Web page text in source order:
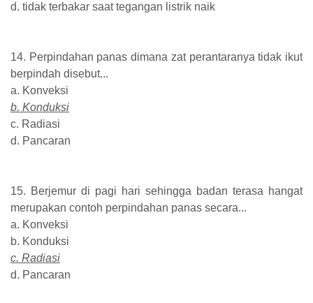
d. tidak terbakar saat tegangan listrik naik
14. Perpindahan panas dimana zat perantaranya tidak ikut
berpindah disebut...
a. Konveksi
b. Konduksi
c. Radiasi
d. Pancaran
15. Berjemur di pagi hari sehingga badan terasa hangat
merupakan contoh perpindahan panas secara...
a. Konveksi
b. Konduksi
c. Radiasi
d. Pancaran